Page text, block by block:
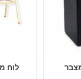
מצבר
לוח